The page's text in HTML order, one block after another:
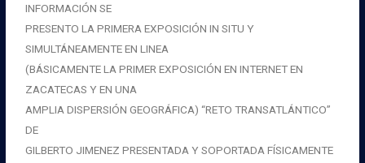
INFORMACIÓN SE
PRESENTO LA PRIMERA EXPOSICIÓN IN SITU Y
SIMULTÁNEAMENTE EN LINEA
(BÁSICAMENTE LA PRIMER EXPOSICIÓN EN INTERNET EN
ZACATECAS Y EN UNA
AMPLIA DISPERSIÓN GEOGRÁFICA) “RETO TRANSATLÁNTICO”
DE
GILBERTO JIMENEZ PRESENTADA Y SOPORTADA FÍSICAMENTE